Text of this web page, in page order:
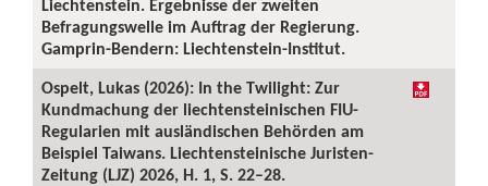
Liechtenstein. Ergebnisse der zweiten
Befragungswelle im Auftrag der Regierung.
Gamprin-Bendern: Liechtenstein-Institut.
Ospelt, Lukas (2026): In the Twilight: Zur
Kundmachung der liechtensteinischen FIU-
Regularien mit ausländischen Behörden am
Beispiel Taiwans. Liechtensteinische Juristen-
Zeitung (LJZ) 2026, H. 1, S. 22–28.